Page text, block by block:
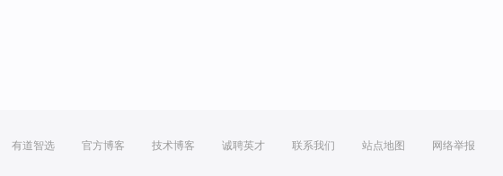
有道智选 官方博客 技术博客 诚聘英才 联系我们 站点地图 网络举报